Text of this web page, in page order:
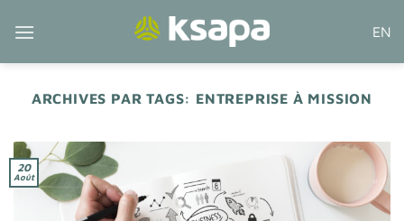
EN
ARCHIVES PAR TAGS: ENTREPRISE À MISSION
20
Août